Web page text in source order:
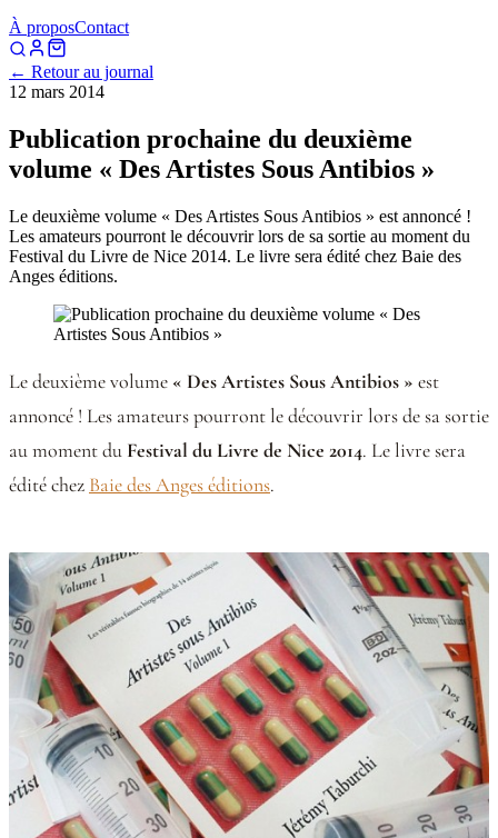
À proposContact
← Retour au journal
12 mars 2014
Publication prochaine du deuxième
volume « Des Artistes Sous Antibios »
Le deuxième volume « Des Artistes Sous Antibios » est annoncé !
Les amateurs pourront le découvrir lors de sa sortie au moment du
Festival du Livre de Nice 2014. Le livre sera édité chez Baie des
Anges éditions.
Le deuxième volume « Des Artistes Sous Antibios » est
annoncé ! Les amateurs pourront le découvrir lors de sa sortie
au moment du Festival du Livre de Nice 2014. Le livre sera
édité chez Baie des Anges éditions.